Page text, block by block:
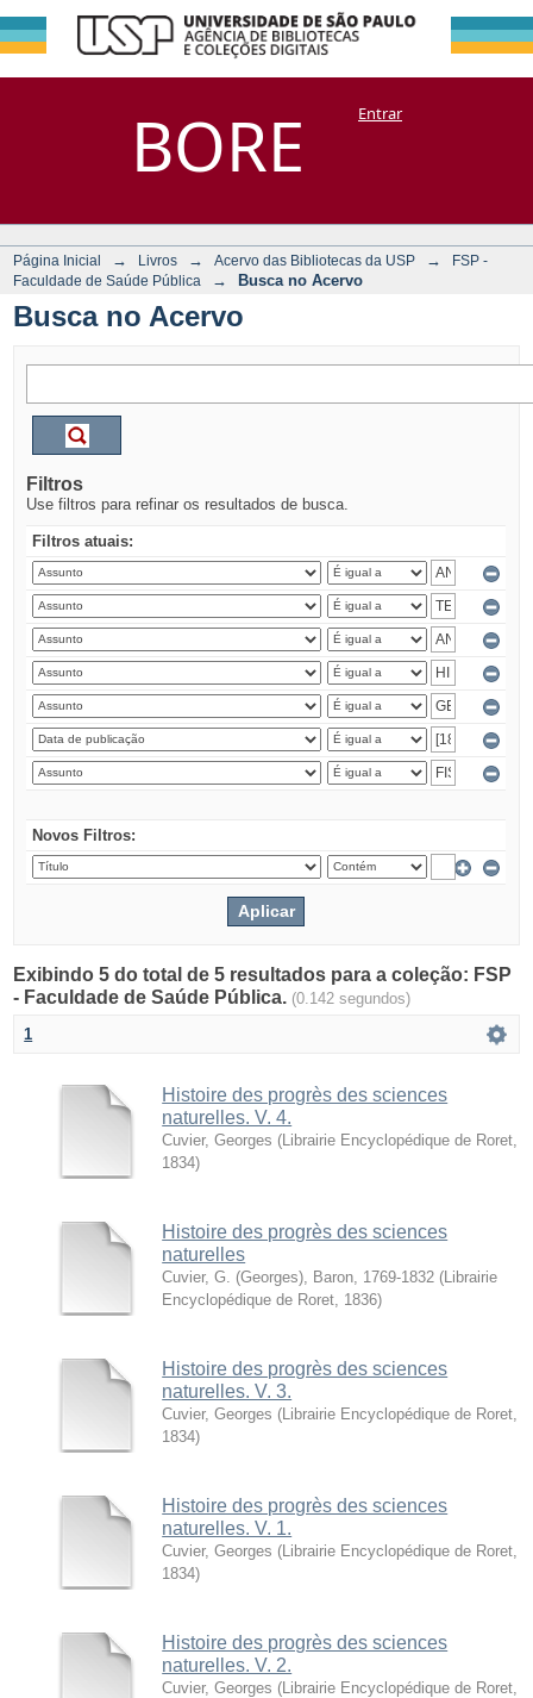
BORE
Busca no Acervo
DSpace/Manakin + CoriscoEntrar
Página Inicial → Livros → Acervo das Bibliotecas da USP →
FSP -
Faculdade de Saúde Pública
→ Busca no Acervo
Busca no Acervo
Filtros
Use filtros para refinar os resultados de busca.
Filtros atuais:
Novos Filtros:
Exibindo 5 do total de 5 resultados para a coleção: FSP
- Faculdade de Saúde Pública. (0.142 segundos)
1
Histoire des progrès des sciences
naturelles. V. 4.
Cuvier, Georges ( Librairie Encyclopédique de Roret
1834)
Histoire des progrès des sciences
naturelles
Cuvier, G. (Georges), Baron, 1769-1832 ( Librairie
Encyclopédique de Roret 1836)
Histoire des progrès des sciences
naturelles. V. 3.
Cuvier, Georges ( Librairie Encyclopédique de Roret
1834)
Histoire des progrès des sciences
naturelles. V. 1.
Cuvier, Georges ( Librairie Encyclopédique de Roret
1834)
Histoire des progrès des sciences
naturelles. V. 2.
Cuvier, Georges ( Librairie Encyclopédique de Roret